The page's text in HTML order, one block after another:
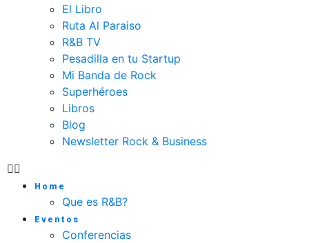
El Libro
Ruta Al Paraiso
R&B TV
Pesadilla en tu Startup
Mi Banda de Rock
Superhéroes
Libros
Blog
Newsletter Rock & Business
Home
Que es R&B?
Eventos
Conferencias